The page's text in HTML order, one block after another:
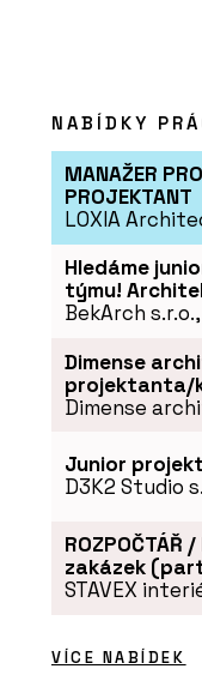
NABÍDKY
MANAŽER
PROJEKTANT
LOXIA
Hledáme
týmu!
BekArch
Dimense
projektanta/
Dimense
Junior
D3K2 Studio
ROZPOČTÁŘ
zakázek
STAVEX
VÍCE NABÍDEK